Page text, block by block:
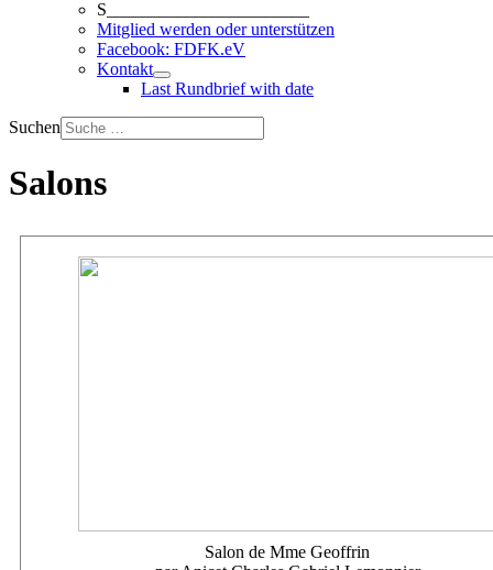
S_______________________
Mitglied werden oder unterstützen
Facebook: FDFK.eV
Kontakt
Last Rundbrief with date
Suchen
Salons
Salon de Mme Geoffrin